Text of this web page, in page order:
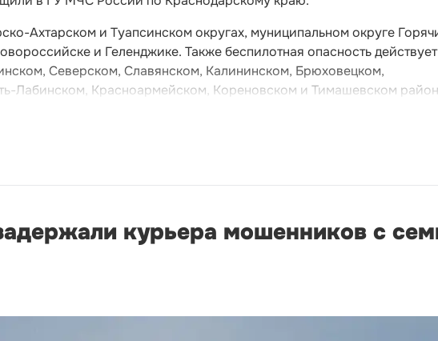
Ахтарском и Туапсинском округах, муниципальном округе
и Геленджике. Также беспилотная опасность
Северском, Славянском, Калининском, Брюховецком,
Лабинском, Красноармейском, Кореновском и Тимашевском
курьера мошенников с